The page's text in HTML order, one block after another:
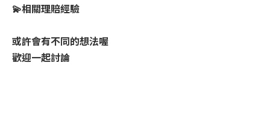
💫相關理賠經驗
或許會有不同的想法喔
歡迎一起討論